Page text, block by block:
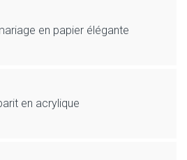
en papier élégante
en acrylique